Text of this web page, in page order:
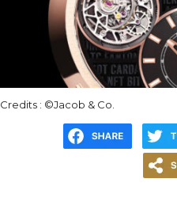
Credits : ©Jacob & Co.